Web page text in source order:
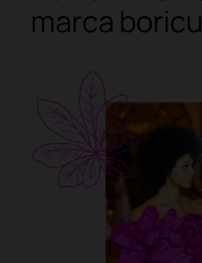
marca